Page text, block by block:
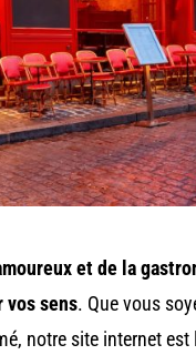
et de la
sens. Que vous
notre site internet